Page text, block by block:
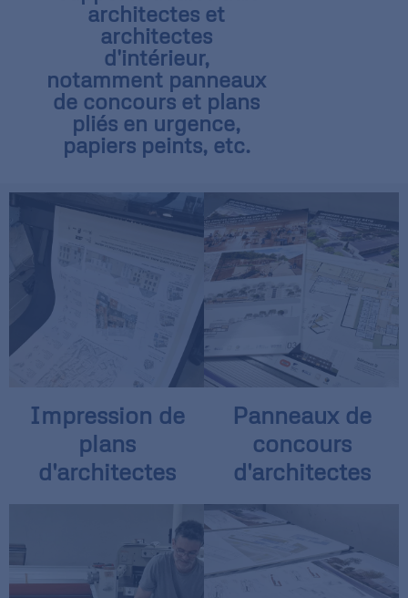
architectes et
architectes
d'intérieur,
notamment panneaux
de concours et plans
pliés en urgence,
papiers peints, etc.
Impression de
plans
d'architectes
Panneaux de
concours
d'architectes